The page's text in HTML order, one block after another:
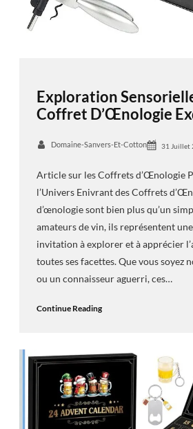
Exploration
Coffret D’Œnologie
Domaine-Sanvers-Et-Cotton 31 Juillet
Article sur les Coffrets d’Œnologie
l’Univers Enivrant des Coffrets
d’œnologie sont bien plus qu’un
amateurs de vin, ils représentent
invitation à explorer et à apprécier
toutes ses facettes. Que vous soyez
ou un connaisseur aguerri, ces…
Continue Reading